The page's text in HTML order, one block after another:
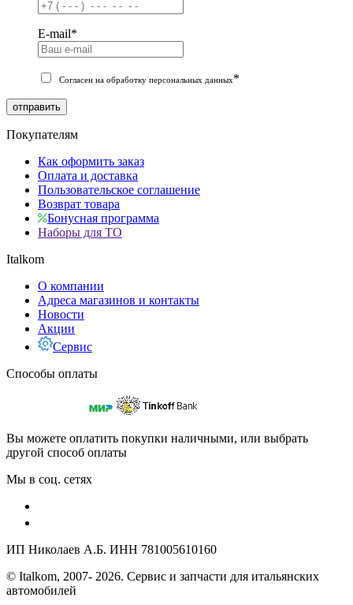
E-mail*
Согласен на обработку персональных данных*
отправить
Покупателям
Как оформить заказ
Оплата и доставка
Пользовательское соглашение
Возврат товара
Бонусная программа
Наборы для ТО
Italkom
О компании
Адреса магазинов и контакты
Новости
Акции
Сервис
Способы оплаты
Вы можете оплатить покупки наличными, или выбрать
другой способ оплаты
Мы в соц. сетях
ИП Николаев А.Б. ИНН 781005610160
© Italkom, 2007- 2026. Сервис и запчасти для итальянских
автомобилей